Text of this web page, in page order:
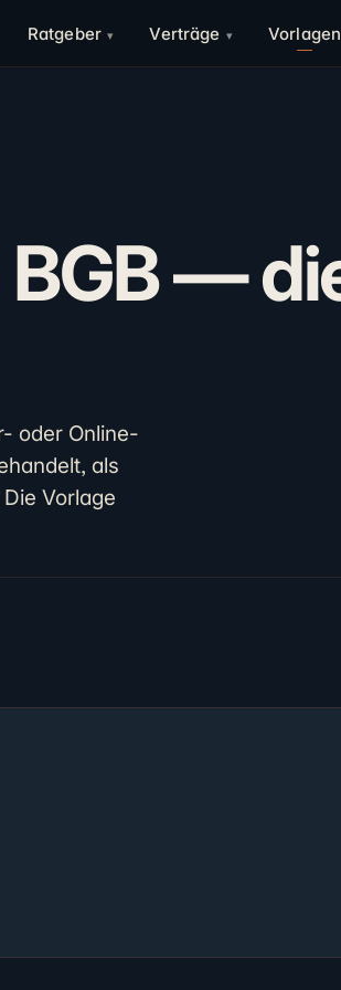
Ratgeber Verträge Vorlagen
—
oder Online-
als
Vorlage